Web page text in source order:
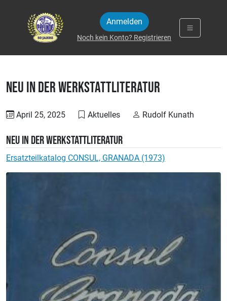
Anmelden
Noch kein Konto? Registrieren
NEU in der Werkstattliteratur
April 25, 2025 Aktuelles Rudolf Kunath
NEU in der Werkstattliteratur
Ersatzteilkatalog CONSUL, GRANADA (1973)